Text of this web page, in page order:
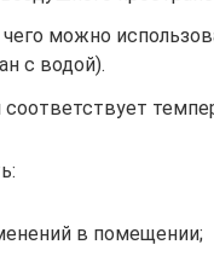
можно
с водой).
в помещении;